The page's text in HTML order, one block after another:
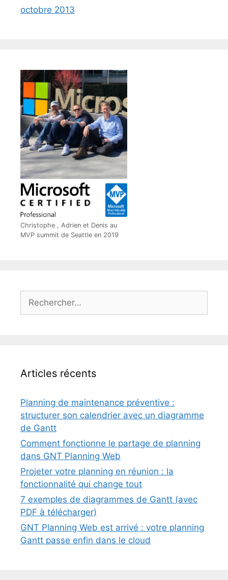
octobre 2013
Christophe , Adrien et Denis au
MVP summit de Seattle en 2019
Rechercher :
Articles récents
Planning de maintenance préventive :
structurer son calendrier avec un diagramme
de Gantt
Comment fonctionne le partage de planning
dans GNT Planning Web
Projeter votre planning en réunion : la
fonctionnalité qui change tout
7 exemples de diagrammes de Gantt (avec
PDF à télécharger)
GNT Planning Web est arrivé : votre planning
Gantt passe enfin dans le cloud